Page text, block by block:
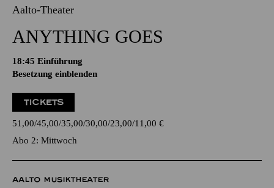
Aalto-Theater
ANYTHING GOES
18:45 Einführung
Besetzung einblenden
TICKETS
51,00 45,00 35,00 30,00 23,00 11,00 €
Abo 2: Mittwoch
AALTO MUSIKTHEATER